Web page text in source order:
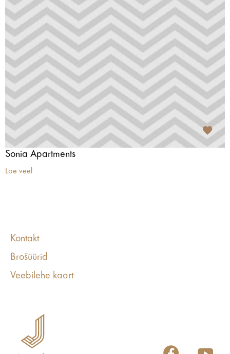
Sonia Apartments
Loe veel
Kontakt
Brošüürid
Veebilehe kaart